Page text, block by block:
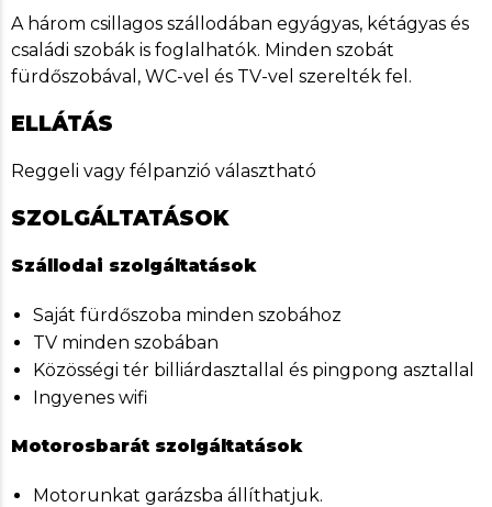
A három csillagos szállodában egyágyas, kétágyas és
családi szobák is foglalhatók. Minden szobát
fürdőszobával, WC-vel és TV-vel szerelték fel.
ELLÁTÁS
Reggeli vagy félpanzió választható
SZOLGÁLTATÁSOK
Szállodai szolgáltatások
Saját fürdőszoba minden szobához
TV minden szobában
Közösségi tér billiárdasztallal és pingpong asztallal
Ingyenes wifi
Motorosbarát szolgáltatások
Motorunkat garázsba állíthatjuk.